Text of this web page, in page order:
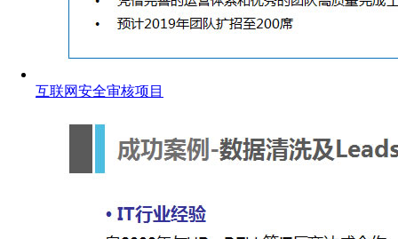
互联网安全审核项目